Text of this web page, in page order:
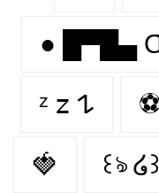
ᶻ 𝗓 𐰁
🍓 ꒰ঌ ໒꒱